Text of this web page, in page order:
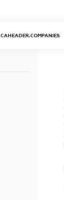
CAHEADER.COMPANIES